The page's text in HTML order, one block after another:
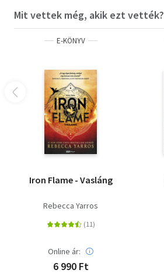
Mit vettek még, akik ezt vették?
E-KÖNYV
Iron Flame - Vasláng
Rebecca Yarros
Online ár:
6 990 Ft